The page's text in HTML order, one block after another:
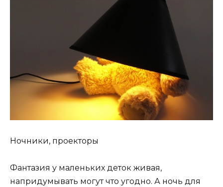
Ночники, проекторы
Фантазия у маленьких деток живая,
напридумывать могут что угодно. А ночь для